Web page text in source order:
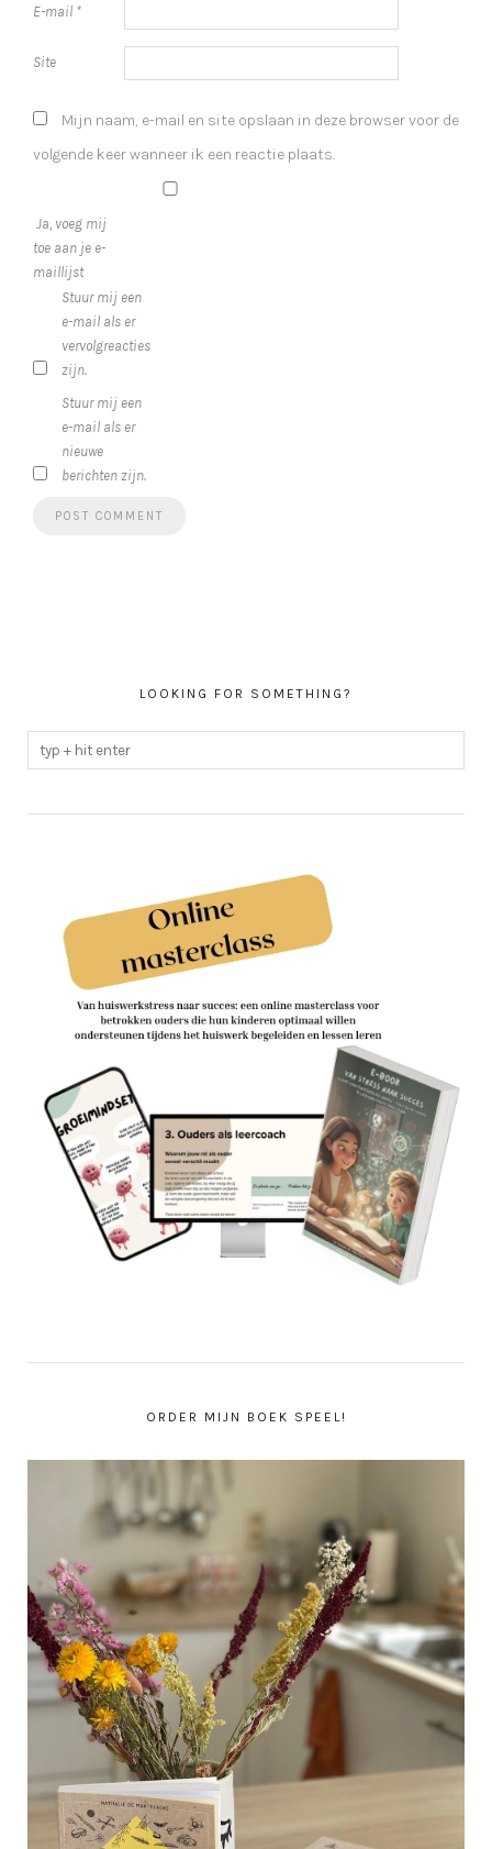
E-mail *
Site
Mijn naam, e-mail en site opslaan in deze browser voor de
volgende keer wanneer ik een reactie plaats.
Ja, voeg mij
toe aan je e-
maillijst
Stuur mij een
e-mail als er
vervolgreacties
zijn.
Stuur mij een
e-mail als er
nieuwe
berichten zijn.
LOOKING FOR SOMETHING?
ORDER MIJN BOEK SPEEL!